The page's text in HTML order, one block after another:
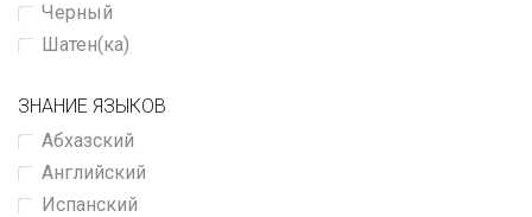
Черный
Шатен(ка)
ЗНАНИЕ ЯЗЫКОВ
Абхазский
Английский
Испанский